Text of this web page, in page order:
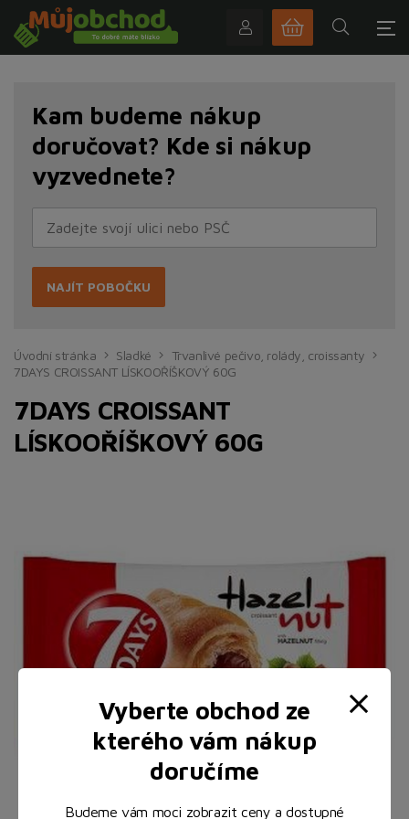
Kam budeme nákup
doručovat? Kde si nákup
vyzvednete?
NAJÍT POBOČKU
Úvodní stránka Sladké
Trvanlivé pečivo, rolády, croissanty
7DAYS CROISSANT LÍSKOOŘÍŠKOVÝ 60G
7DAYS CROISSANT
LÍSKOOŘÍŠKOVÝ 60G
Vyberte obchod ze
kterého vám nákup
doručíme
Budeme vám moci zobrazit ceny a dostupné